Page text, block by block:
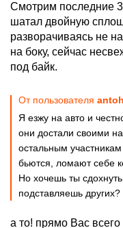
Смотрим последние
шатал двойную
разворачиваясь не
на боку, сейчас
под байк.
От пользователя
Я езжу на авто и
они достали своими
остальным
бьются, ломают себе
Но хочешь ты
подставляешь других?
а то! прямо Вас